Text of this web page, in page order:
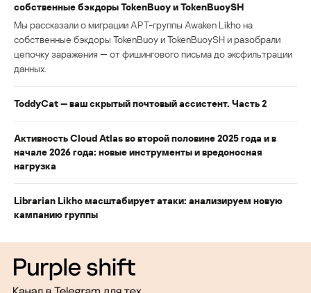
собственные бэкдоры TokenBuoy и TokenBuoySH
Мы рассказали о миграции APT-группы Awaken Likho на
собственные бэкдоры TokenBuoy и TokenBuoySH и разобрали
цепочку заражения — от фишингового письма до эксфильтрации
данных.
ToddyCat — ваш скрытый почтовый ассистент. Часть 2
Активность Cloud Atlas во второй половине 2025 года и в
начале 2026 года: новые инструменты и вредоносная
нагрузка
Librarian Likho масштабирует атаки: анализируем новую
кампанию группы